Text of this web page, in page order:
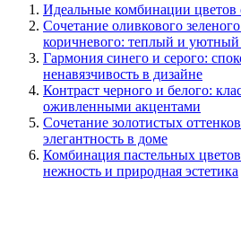
Идеальные комбинации цветов
Сочетание оливкового
коричневого: теплый и уютный
Гармония синего и серого:
ненавязчивость в дизайне
Контраст черного и белого:
оживленными акцентами
Сочетание золотистых
элегантность в доме
Комбинация пастельных
нежность и природная эстетика